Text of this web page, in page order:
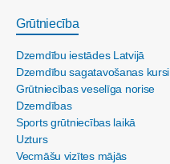
Grūtniecība
Dzemdību iestādes Latvijā
Dzemdību sagatavošanas kursi
Grūtniecības veselīga norise
Dzemdības
Sports grūtniecības laikā
Uzturs
Vecmāšu vizītes mājās